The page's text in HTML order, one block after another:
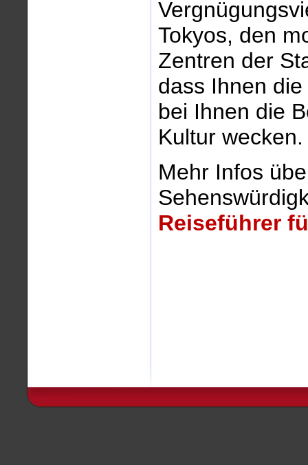
Tokyos, den
Zentren der
dass Ihnen
bei Ihnen die
Kultur wecken.
Mehr Infos
Reiseführer